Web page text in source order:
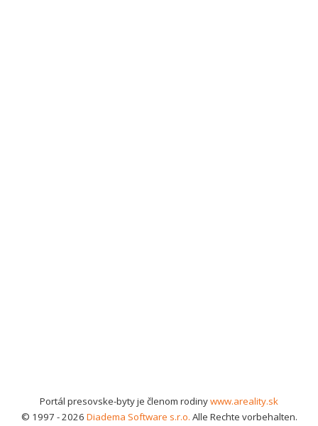
Portál presovske-byty je členom rodinywww.areality.sk
© 1997 - 2026 Diadema Software s.r.o. Alle Rechte vorbehalten.